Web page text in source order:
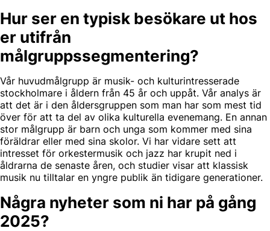
Hur ser en typisk besökare ut hos
er utifrån
målgruppssegmentering?
Vår huvudmålgrupp är musik- och kulturintresserade
stockholmare i åldern från 45 år och uppåt. Vår analys är
att det är i den åldersgruppen som man har som mest tid
över för att ta del av olika kulturella evenemang. En annan
stor målgrupp är barn och unga som kommer med sina
föräldrar eller med sina skolor. Vi har vidare sett att
intresset för orkestermusik och jazz har krupit ned i
åldrarna de senaste åren, och studier visar att klassisk
musik nu tilltalar en yngre publik än tidigare generationer.
Några nyheter som ni har på gång
2025?